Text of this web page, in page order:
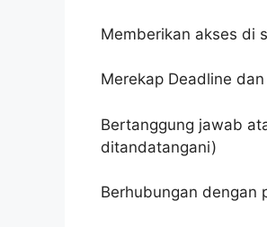
Memberikan akses di
Merekap Deadline
Bertanggung jawab
ditandatangani)
Berhubungan dengan